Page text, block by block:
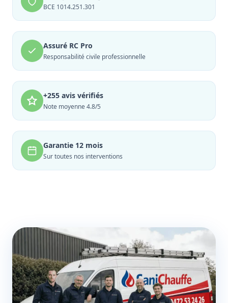
BCE 1014.251.301
Assuré RC Pro
Responsabilité civile professionnelle
+255 avis vérifiés
Note moyenne 4.8/5
Garantie 12 mois
Sur toutes nos interventions